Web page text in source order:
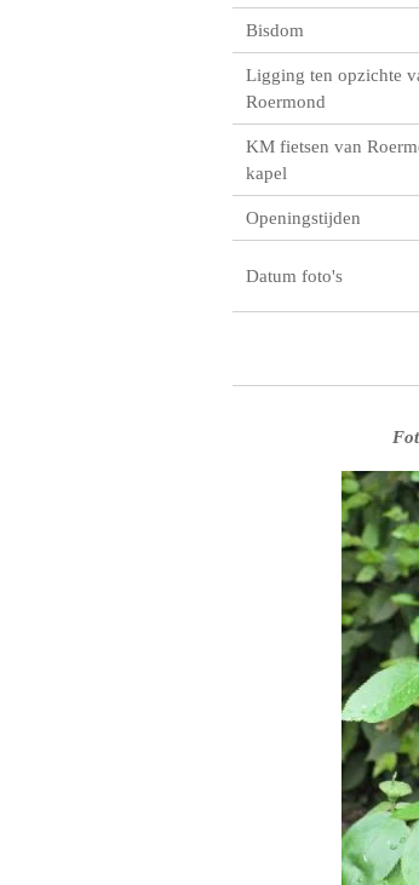
Bisdom
Ligging ten opzichte
Roermond
KM fietsen van
kapel
Openingstijden
Datum foto's